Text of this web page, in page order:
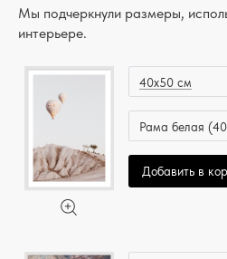
Мы подчеркнули размеры,
интерьере.
40x50 см
Рама белая
Добавить в